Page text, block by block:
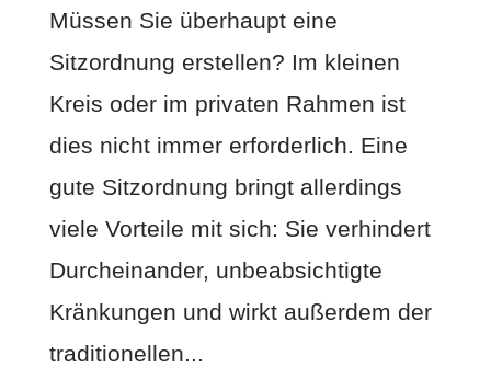
Müssen Sie überhaupt eine
Sitzordnung erstellen? Im kleinen
Kreis oder im privaten Rahmen ist
dies nicht immer erforderlich. Eine
gute Sitzordnung bringt allerdings
viele Vorteile mit sich: Sie verhindert
Durcheinander, unbeabsichtigte
Kränkungen und wirkt außerdem der
traditionellen...